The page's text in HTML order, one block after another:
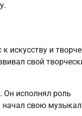
искусству и
свой
Он исполнял роль
начал свою